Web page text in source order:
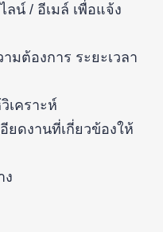
น์ / อีเมล์ เพื่อแจ้ง
มต้องการ ระยะเวลา
เคราะห์
ยดงานที่เกี่ยวข้องให้
ง